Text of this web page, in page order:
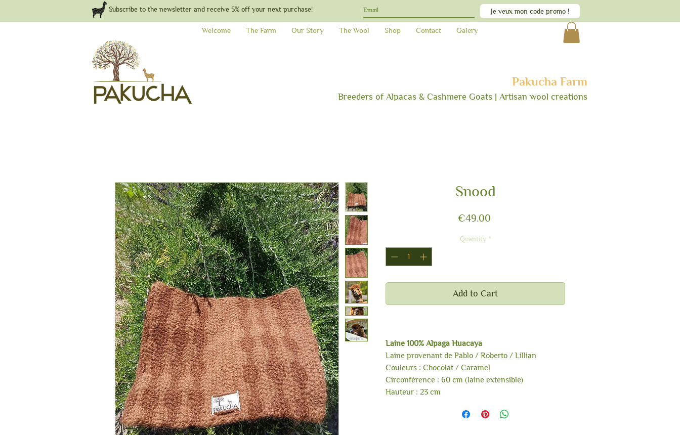
Subscribe to the newsletter and receive 5% off your next purchase! Je veux mon code promo !
Welcome The Farm Our Story The Wool Shop Contact Galery
Pakucha Farm
Breeders of Alpacas & Cashmere Goats | Artisan wool creations
Snood
€49.00Price
Quantity *
Add to Cart
Laine 100% Alpaga Huacaya
Laine provenant de Pablo / Roberto / Lillian
Couleurs : Chocolat / Caramel
Circonférence : 60 cm (laine extensible)
Hauteur : 23 cm